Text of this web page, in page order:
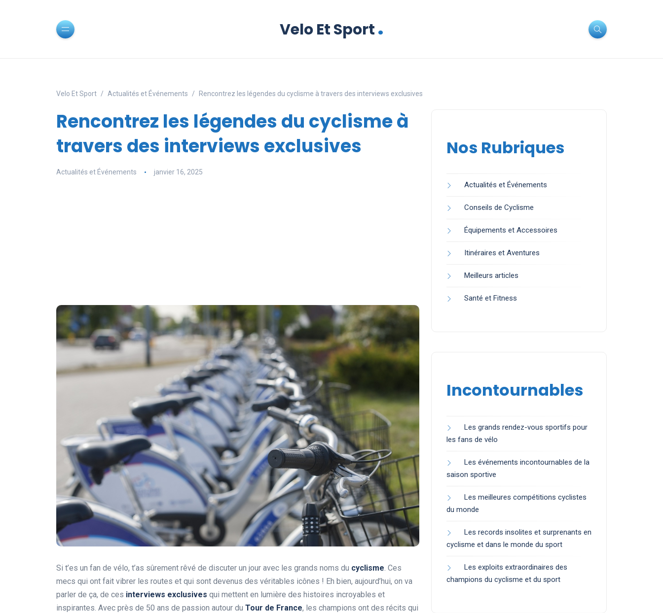
Velo Et Sport.
Velo Et Sport Actualités et Événements Rencontrez les légendes du cyclisme à travers des interviews exclusives
Rencontrez les légendes du cyclisme à
travers des interviews exclusives
Actualités et Événements janvier 16, 2025
Si t’es un fan de vélo, t’as sûrement rêvé de discuter un jour avec les grands noms du cyclisme. Ces
mecs qui ont fait vibrer les routes et qui sont devenus des véritables icônes ! Eh bien, aujourd’hui, on va
parler de ça, de ces interviews exclusives qui mettent en lumière des histoires incroyables et
inspirantes. Avec près de 50 ans de passion autour du Tour de France, les champions ont des récits qui
Nos Rubriques
Actualités et Événements
Conseils de Cyclisme
Équipements et Accessoires
Itinéraires et Aventures
Meilleurs articles
Santé et Fitness
Incontournables
Les grands rendez-vous sportifs pour
les fans de vélo
Les événements incontournables de la
saison sportive
Les meilleures compétitions cyclistes
du monde
Les records insolites et surprenants en
cyclisme et dans le monde du sport
Les exploits extraordinaires des
champions du cyclisme et du sport